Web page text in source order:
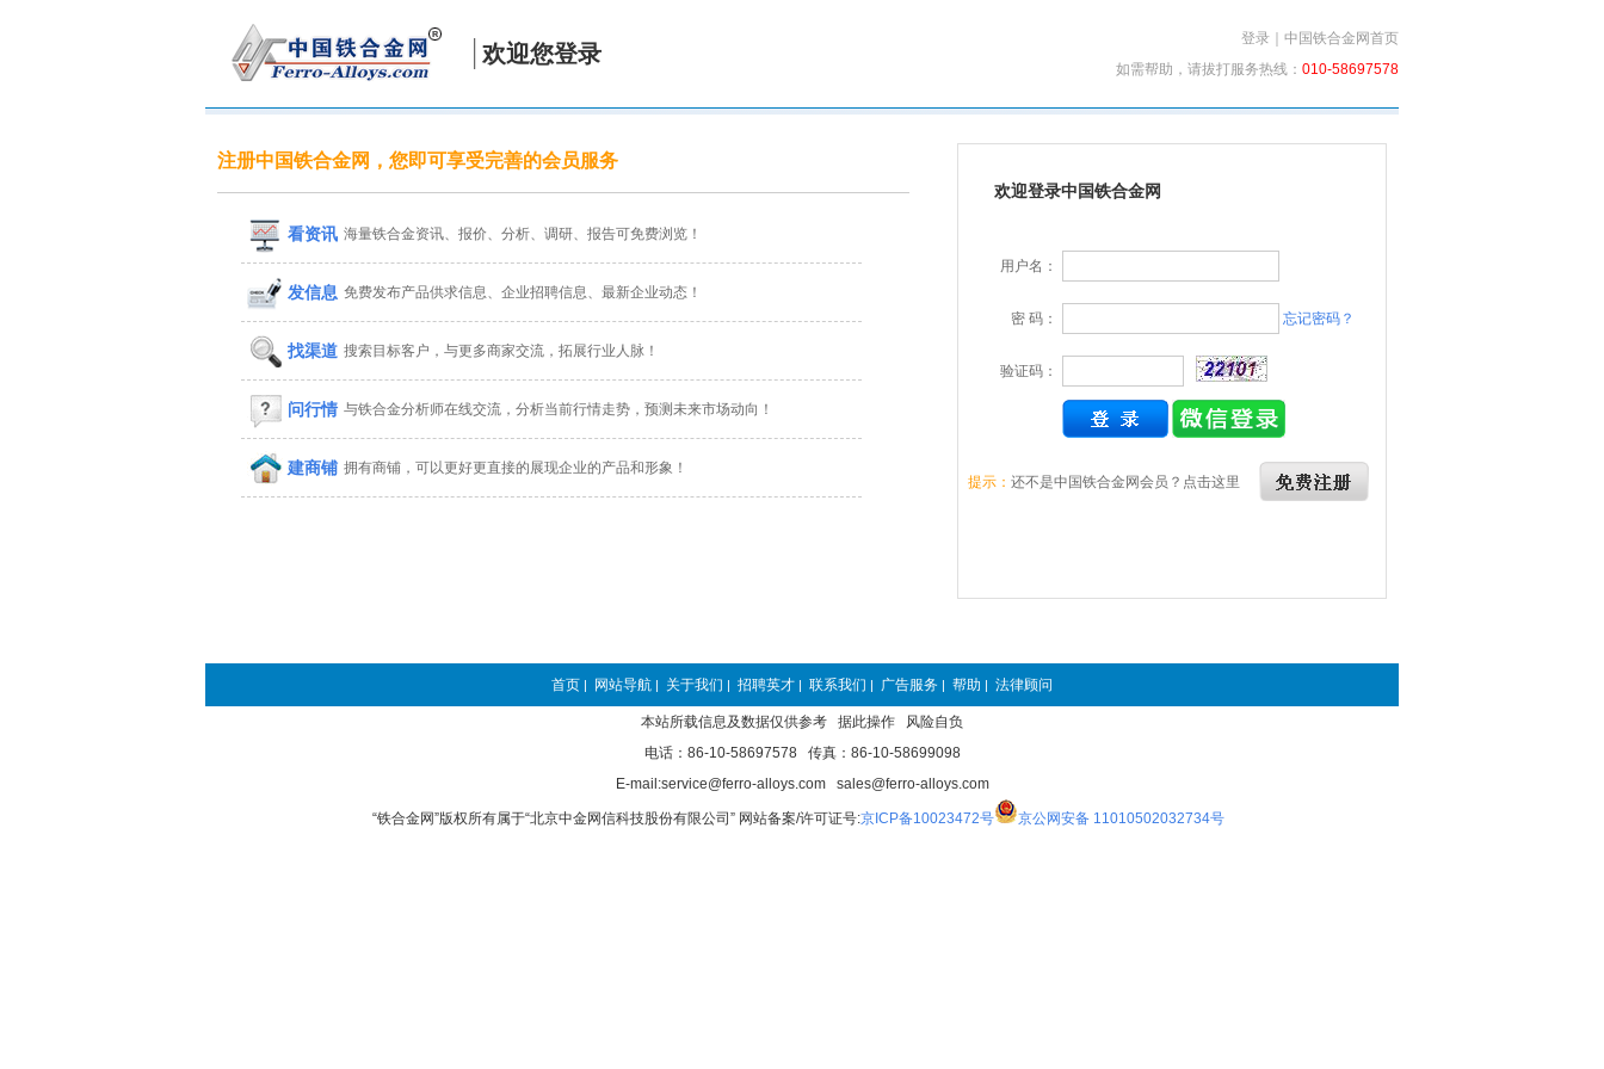
欢迎您登录
登录
中国铁合金网首页
如需帮助，请拔打服务热线： 010-58697578
注册中国铁合金网，您即可享受完善的会员服务
看资讯 海量铁合金资讯、报价、分析、调研、报告可免费浏览！
发信息 免费发布产品供求信息、企业招聘信息、最新企业动态！
找渠道 搜索目标客户，与更多商家交流，拓展行业人脉！
问行情 与铁合金分析师在线交流，分析当前行情走势，预测未来市场动向！
建商铺 拥有商铺，可以更好更直接的展现企业的产品和形象！
欢迎登录中国铁合金网
用户名：
密 码： 忘记密码？
验证码：
提示： 还不是中国铁合金网会员？点击这里
首页 | 网站导航 | 关于我们 | 招聘英才 | 联系我们 | 广告服务 | 帮助 | 法律顾问
本站所载信息及数据仅供参考 据此操作 风险自负
电话：86-10-58697578 传真：86-10-58699098
E-mail:service@ferro-alloys.com sales@ferro-alloys.com
“铁合金网”版权所有属于“北京中金网信科技股份有限公司” 网站备案/许可证号:京ICP备10023472号 京公网安备 11010502032734号